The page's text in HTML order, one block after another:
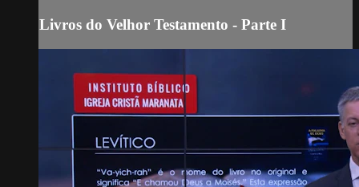
Livros do Velhor Testamento - Parte I